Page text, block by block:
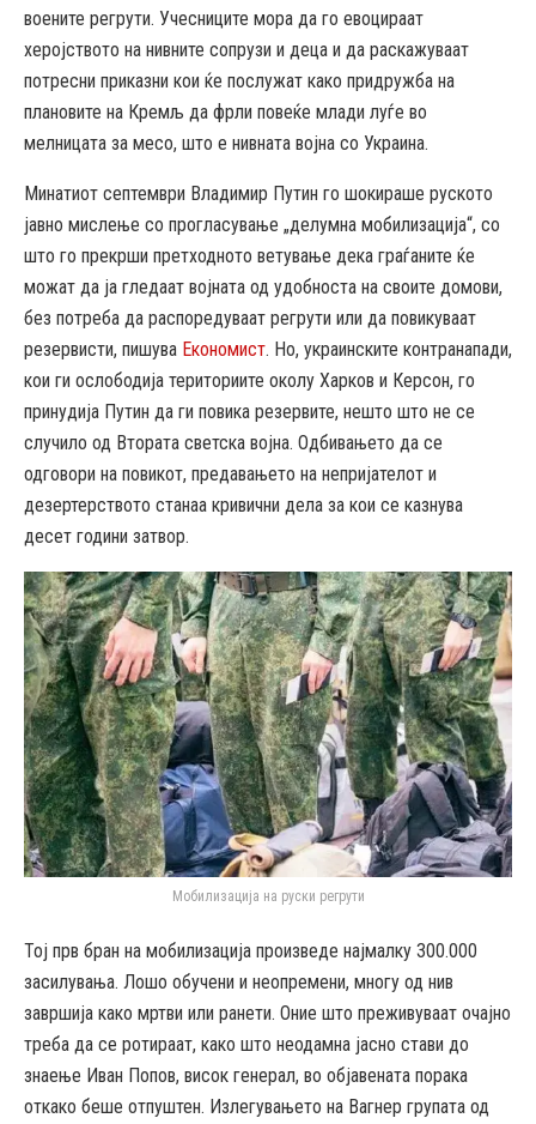
воените регрути. Учесниците мора да го евоцираат
херојството на нивните сопрузи и деца и да раскажуваат
потресни приказни кои ќе послужат како придружба на
плановите на Кремљ да фрли повеќе млади луѓе во
мелницата за месо, што е нивната војна со Украина.
Минатиот септември Владимир Путин го шокираше руското
јавно мислење со прогласување „делумна мобилизација“, со
што го прекрши претходното ветување дека граѓаните ќе
можат да ја гледаат војната од удобноста на своите домови,
без потреба да распоредуваат регрути или да повикуваат
резервисти, пишува Економист. Но, украинските контранапади,
кои ги ослободија териториите околу Харков и Керсон, го
принудија Путин да ги повика резервите, нешто што не се
случило од Втората светска војна. Одбивањето да се
одговори на повикот, предавањето на непријателот и
дезертерството станаа кривични дела за кои се казнува
десет години затвор.
Мобилизација на руски регрути
Тој прв бран на мобилизација произведе најмалку 300.000
засилувања. Лошо обучени и неопремени, многу од нив
завршија како мртви или ранети. Оние што преживуваат очајно
треба да се ротираат, како што неодамна јасно стави до
знаење Иван Попов, висок генерал, во објавената порака
откако беше отпуштен. Излегувањето на Вагнер групата од